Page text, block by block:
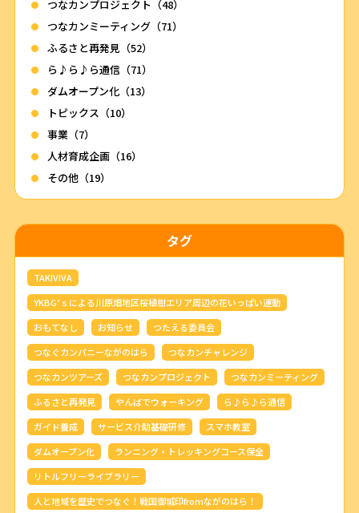
つなカンプロジェクト（48）
つなカンミーティング（71）
ふるさと再発見（52）
ら♪ら♪ら通信（71）
ダムオープン化（13）
トピックス（10）
事業（7）
人材育成企画（16）
その他（19）
タグ
TAKIVIVA
YKBG’ｓによる川原畑地区桜植樹エリア周辺の花いっぱい運動
おもてなし
お知らせ
つたえる委員会
つなぐカンパニーながのはら
つなカンチャレンジ
つなカンツアーズ
つなカンプロジェクト
つなカンミーティング
ふるさと再発見
やんばでウォーキング
ら♪ら♪ら通信
ガイド養成
サービス介助基礎研修
スマホ教室
ダムオープン化
ランニング・トレッキングコース保全
リトルフリーライブラリー
人と地域を歴史でつなぐ！戦国御城印fromながのはら！